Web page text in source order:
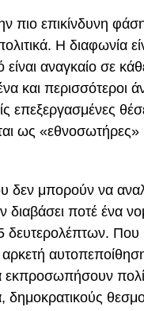
πιο επικίνδυνη
Η διαφωνία
είναι αναγκαίο σε
και περισσότεροι
επεξεργασμένες
ως «εθνοσωτήρες»
δεν μπορούν να
διαβάσει ποτέ ένα
δευτερολέπτων. Που
αρκετή
εκπροσωπήσουν
δημοκρατικούς